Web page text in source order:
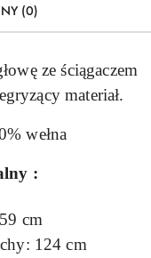
(0)
ze ściągaczem
materiał.
wełna
:
cm
124 cm